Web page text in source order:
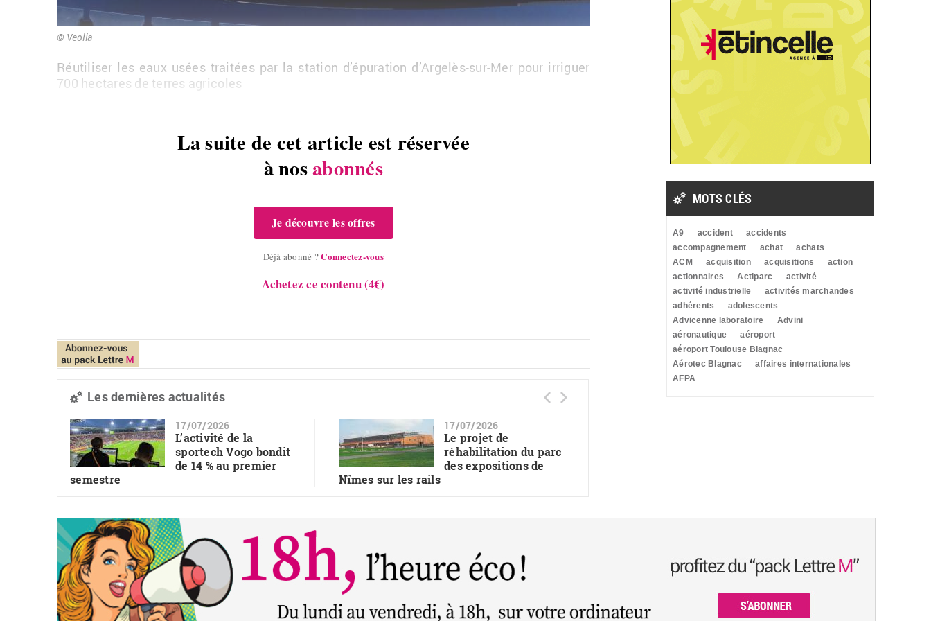
© Veo­lia
Réuti­li­ser les eaux usées trai­tées par la sta­tion d’épu­ra­tion d’Ar­ge­lès-sur-Merpour ir­ri­guer
700 hec­tares de terres agri­coles
La suite de cet article est réservée
à nosabonnés
Je découvre les offres
Déjà abonné ?Connectez-vous
Achetez ce contenu (4€)
Les dernières actualités
17/07/2026
L’activité de la
sportech Vogo bondit
de 14 % au premier
semestre
17/07/2026
Le projet de
réhabilitation du parc
des expositions de
Nîmes sur les rails
MOTS CLÉS
A9 accident
accidents
accompagnement
achat
achats
ACM
acquisition acquisitions
action
actionnaires
Actiparc
activité
activité industrielle
activités marchandes
adhérents
adolescents
Advicenne laboratoire
Advini
aéronautique
aéroport
aéroport Toulouse Blagnac
Aérotec Blagnac
affaires internationales
AFPA